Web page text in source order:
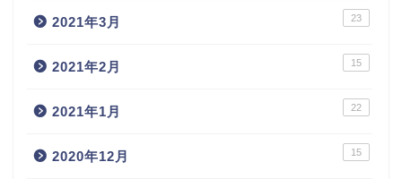
2021年3月 23
2021年2月 15
2021年1月 22
2020年12月 15